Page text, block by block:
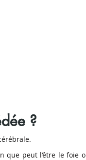
?
que peut l’être le foie